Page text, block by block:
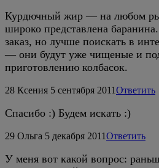
Курдючный жир — на любом
широко представлена
заказ, но лучше поискать в
— они будут уже чищеные и
приготовлению колбасок.
28 Ксения 5 сентября 2011Ответить
Спасибо :) Будем искать :)
29 Ольга 5 декабря 2011Ответить
У меня вот какой вопрос: